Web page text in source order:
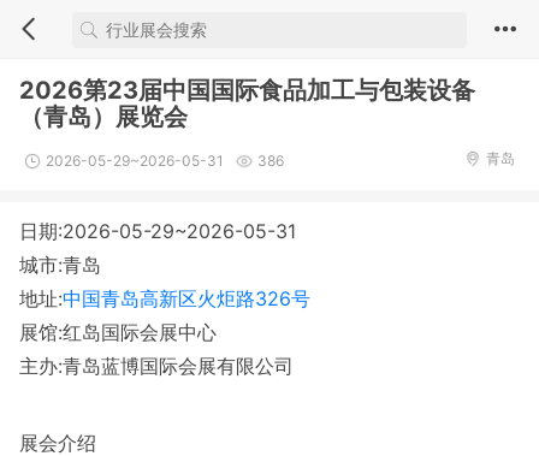
2026第23届中国国际食品加工与包装设备
（青岛）展览会
2026-05-29~2026-05-31 386 青岛
日期:2026-05-29~2026-05-31
城市:青岛
地址:中国青岛高新区火炬路326号
展馆:红岛国际会展中心
主办:青岛蓝博国际会展有限公司
展会介绍